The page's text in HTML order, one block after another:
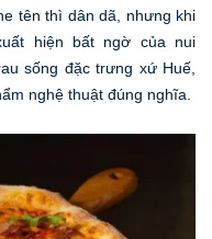
tên thì dân dã, nhưng khi
hiện bất ngờ của nui
sống đặc trưng xứ Huế,
nghệ thuật đúng nghĩa.